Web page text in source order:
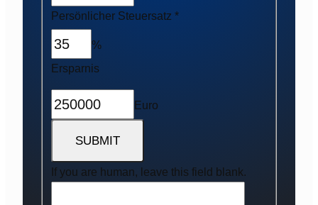
Persönlicher Steuersatz *
%
Ersparnis
Euro
SUBMIT
If you are human, leave this field blank.